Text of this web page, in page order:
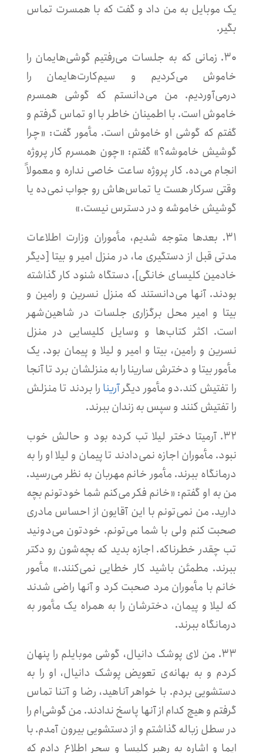
یک موبایل به من داد و گفت که با همسرت تماس
بگیر.
۳۰. زمانی که به جلسات می‌رفتیم گوشی‌هایمان را
خاموش می‌کردیم و سیم‌کارت‌هایمان را
درمی‌‌آوردیم. من می‌دانستم که گوشی همسرم
خاموش است. با اطمینان خاطر با او تماس گرفتم و
گفتم که گوشی او خاموش است. مأمور گفت: «چرا
گوشیش خاموشه؟» گفتم: «چون همسرم کار پروژه
انجام می‌ده. کار پروژه ساعت خاصی نداره و معمولاً
وقتی سرکار هست یا تماس‌هاش رو جواب نمی‌ده یا
گوشیش خاموشه و در دسترس نیست.»
۳۱. بعدها متوجه شدیم، مأموران وزارت اطلاعات
مدتی قبل از دستگیری ما، در منزل امیر و بیتا [دیگر
خادمین کلیسای خانگی]، دستگاه شنود کار گذاشته
بودند. آنها می‌دانستند که منزل نسرین و رامین و
بیتا و امیر محل برگزاری جلسات در شاهین‌شهر
است. اکثر کتاب‌ها و وسایل کلیسایی در منزل
نسرین و رامین، بیتا و امیر و لیلا و پیمان بود. یک
مأمور بیتا و دخترش سارینا را به منزلشان برد تا آنجا
را تفتیش کند.دو مأمور دیگرآرینا را بردند تا منزلش
را تفتیش کنند و سپس به زندان ببرند.
۳۲. آرمیتا دختر لیلا تب کرده بود و حالش خوب
نبود. مأموران اجازه نمی‌دادند تا پیمان و لیلا او را به
درمانگاه ببرند. مأمور خانم مهربان به نظر می‌رسید.
من به او گفتم: «خانم فکر می‌کنم شما خودتونم بچه
دارید. من نمی‌تونم با این آقایون از احساس مادری
صحبت کنم ولی با شما می‌تونم. خودتون می‌دونید
تب چقدر خطرناکه. اجازه بدید که بچه‌شون رو دکتر
ببرند. مطمئن باشید کار خطایی نمی‌کنند.» مأمور
خانم با مأموران مرد صحبت کرد و آنها راضی شدند
که لیلا و پیمان، دخترشان را به همراه یک مأمور به
درمانگاه ببرند.
۳۳. من لای پوشک دانیال، گوشی موبایلم را پنهان
کردم و به بهانه‌ی تعویض پوشک دانیال، او را به
دستشویی بردم. با خواهر آناهید، رضا و آتنا تماس
گرفتم و هیچ کدام از آنها پاسخ ندادند. من گوشی‌ام را
در سطل زباله گذاشتم و از دستشویی بیرون آمدم. با
ایما و اشاره به رهبر کلیسا و سحر اطلاع دادم که